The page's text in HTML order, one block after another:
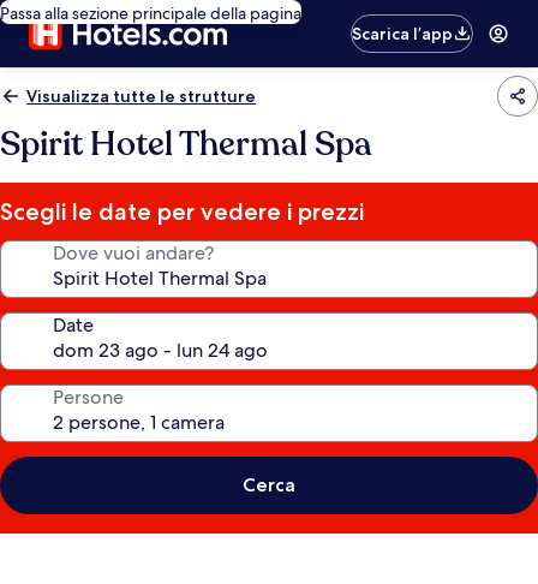
Passa alla sezione principale della pagina
Scarica l’app
Visualizza tutte le strutture
Spirit Hotel Thermal Spa
Scegli le date per vedere i prezzi
Dove vuoi andare?
Date
Persone
Cerca